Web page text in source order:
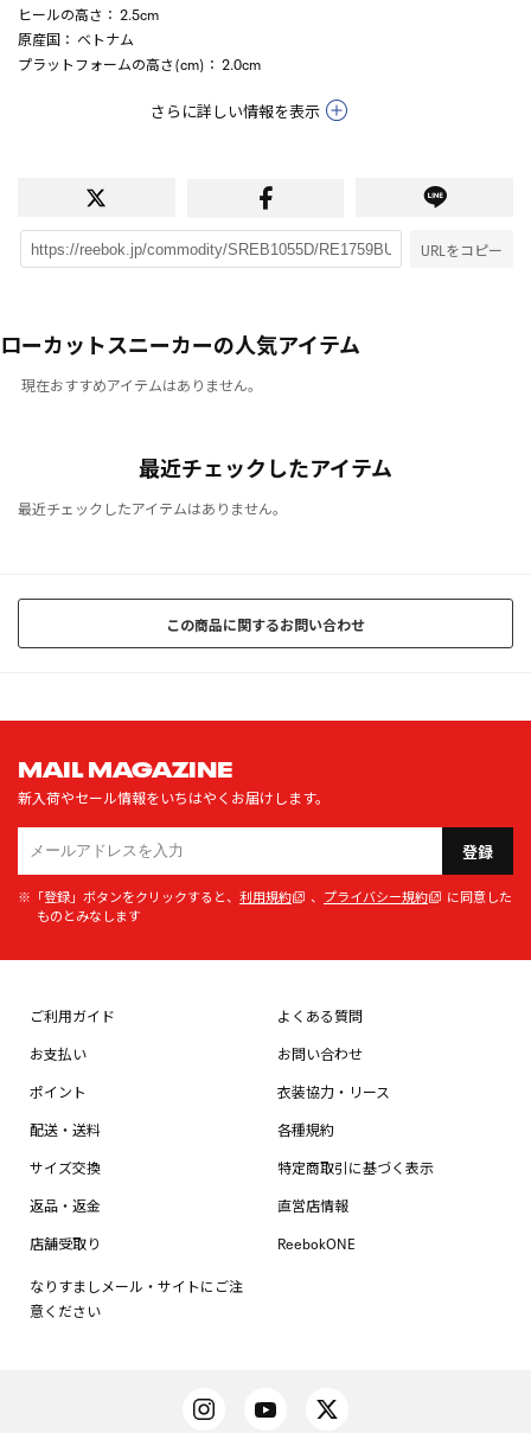
ヒールの高さ ： 2.5cm
原産国 ： ベトナム
プラットフォームの高さ(cm) ： 2.0cm
さらに詳しい情報を表示
URLをコピー
ローカットスニーカーの人気アイテム
現在おすすめアイテムはありません。
最近チェックしたアイテム
最近チェックしたアイテムはありません。
この商品に関するお問い合わせ
MAIL MAGAZINE
新入荷やセール情報をいちはやくお届けします。
登録
※「登録」ボタンをクリックすると、 利用規約 、 プライバシー規約
に同意した
ものとみなします
ご利用ガイド
お支払い
ポイント
配送・送料
サイズ交換
返品・返金
店舗受取り
なりすましメール・サイトにご注
意ください
よくある質問
お問い合わせ
衣装協力・リース
各種規約
特定商取引に基づく表示
直営店情報
ReebokONE